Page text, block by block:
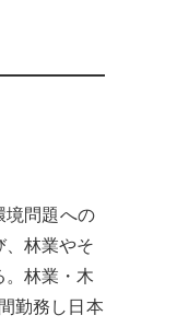
境問題への
、林業やそ
。林業・木
勤務し日本